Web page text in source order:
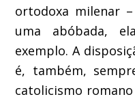
ortodoxa milenar
uma abóbada,
exemplo. A
é, também,
catolicismo